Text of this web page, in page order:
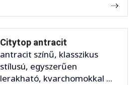
Citytop antracit
antracit színű, klasszikus
stílusú, egyszerűen
lerakható, kvarchomokkal ...